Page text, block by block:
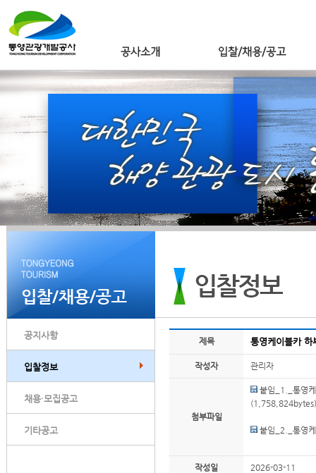
공지사항
입찰정보
채용·모집공고
기타공고
제목 통영케이블카 하
작성자 관리자
첨부파일
붙임_1._통영
(1,758,824bytes)
붙임_2._통영
작성일 2026-03-11